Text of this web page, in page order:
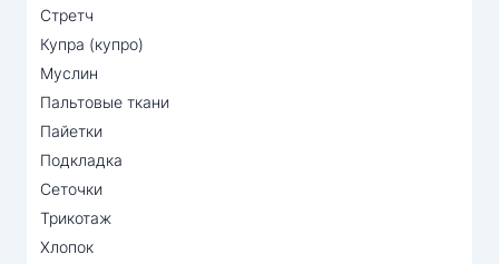
Стретч
Купра (купро)
Муслин
Пальтовые ткани
Пайетки
Подкладка
Сеточки
Трикотаж
Хлопок